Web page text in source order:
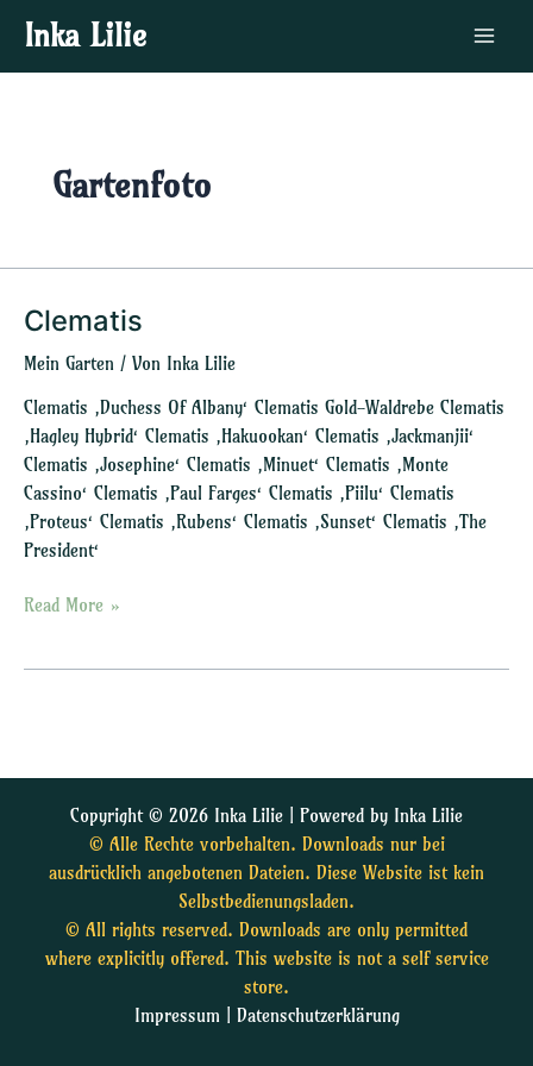
Inhalt
springen
Inka Lilie
Main
Menu
Gartenfoto
Clematis
Mein Garten / Von Inka Lilie
Clematis ‚Duchess Of Albany‘ Clematis Gold-Waldrebe Clematis
‚Hagley Hybrid‘ Clematis ‚Hakuookan‘ Clematis ‚Jackmanjii‘
Clematis ‚Josephine‘ Clematis ‚Minuet‘ Clematis ‚Monte
Cassino‘ Clematis ‚Paul Farges‘ Clematis ‚Piilu‘ Clematis
‚Proteus‘ Clematis ‚Rubens‘ Clematis ‚Sunset‘ Clematis ‚The
President‘
Clematis
Read More »
Copyright © 2026 Inka Lilie | Powered by Inka Lilie
© Alle Rechte vorbehalten. Downloads nur bei
ausdrücklich angebotenen Dateien. Diese Website ist kein
Selbstbedienungsladen.
© All rights reserved. Downloads are only permitted
where explicitly offered. This website is not a self service
store.
Impressum| Datenschutzerklärung